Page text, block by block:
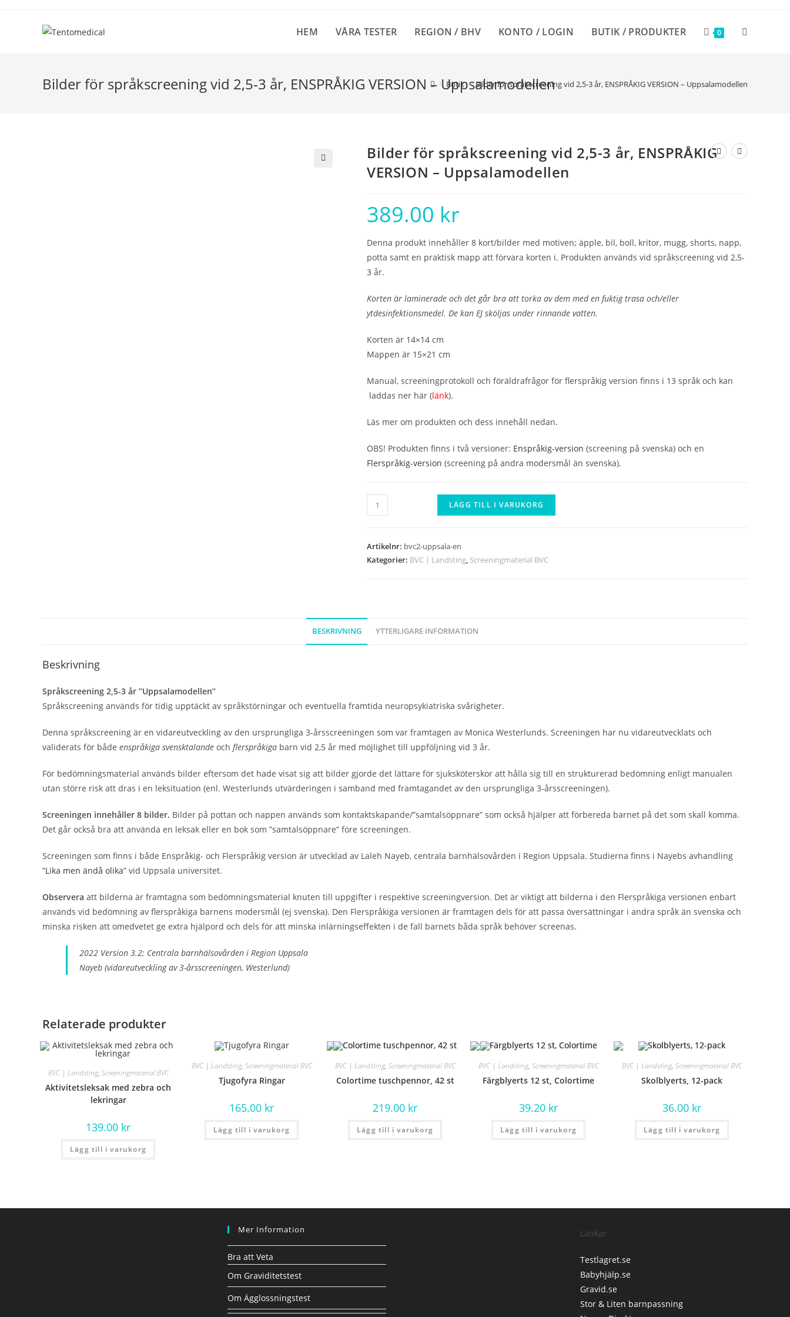
HEM VÅRA TESTER REGION / BHV KONTO / LOGIN BUTIK / PRODUKTER 0 SLÅ
Bilder för språkscreening vid 2,5-3 år, ENSPRÅKIG VERSION – Uppsalamodellen
> Butik > Bilder för språkscreening vid 2,5-3 år, ENSPRÅKIG VERSION – Uppsalamodellen
Bilder för språkscreening vid 2,5-3 år, ENSPRÅKIG
VERSION – Uppsalamodellen
389.00 kr
Denna produkt innehåller 8 kort/bilder med motiven; äpple, bil, boll, kritor, mugg, shorts, napp,
potta samt en praktisk mapp att förvara korten i. Produkten används vid språkscreening vid 2,5-
3 år.
Korten är laminerade och det går bra att torka av dem med en fuktig trasa och/eller
ytdesinfektionsmedel. De kan EJ sköljas under rinnande vatten.
Korten är 14×14 cm
Mappen är 15×21 cm
Manual, screeningprotokoll och föräldrafrågor för flerspråkig version finns i 13 språk och kan
laddas ner här (länk).
Läs mer om produkten och dess innehåll nedan.
OBS! Produkten finns i två versioner: Enspråkig-version (screening på svenska) och en
Flerspråkig-version (screening på andra modersmål än svenska).
Bilder
för
vid
2,5-
VERSION
Uppsalamodellen
LÄGG TILL I VARUKORG
Artikelnr: bvc2-uppsala-en
Kategorier: BVC | Landsting, Screeningmaterial BVC
BESKRIVNING YTTERLIGARE INFORMATION
Beskrivning
Språkscreening 2,5-3 år ”Uppsalamodellen”
Språkscreening används för tidig upptäckt av språkstörningar och eventuella framtida neuropsykiatriska svårigheter.
Denna språkscreening är en vidareutveckling av den ursprungliga 3-årsscreeningen som var framtagen av Monica Westerlunds. Screeningen har nu vidareutvecklats och
validerats för både enspråkiga svensktalande och flerspråkiga barn vid 2,5 år med möjlighet till uppföljning vid 3 år.
För bedömningsmaterial används bilder eftersom det hade visat sig att bilder gjorde det lättare för sjuksköterskor att hålla sig till en strukturerad bedömning enligt manualen
utan större risk att dras i en leksituation (enl. Westerlunds utvärderingen i samband med framtagandet av den ursprungliga 3-årsscreeningen).
Screeningen innehåller 8 bilder. Bilder på pottan och nappen används som kontaktskapande/”samtalsöppnare” som också hjälper att förbereda barnet på det som skall komma.
Det går också bra att använda en leksak eller en bok som ”samtalsöppnare” före screeningen.
Screeningen som finns i både Enspråkig- och Flerspråkig version är utvecklad av Laleh Nayeb, centrala barnhälsovården i Region Uppsala. Studierna finns i Nayebs avhandling
”Lika men ändå olika” vid Uppsala universitet.
Observera att bilderna är framtagna som bedömningsmaterial knuten till uppgifter i respektive screeningversion. Det är viktigt att bilderna i den Flerspråkiga versionen enbart
används vid bedömning av flerspråkiga barnens modersmål (ej svenska). Den Flerspråkiga versionen är framtagen dels för att passa översättningar i andra språk än svenska och
minska risken att omedvetet ge extra hjälpord och dels för att minska inlärningseffekten i de fall barnets båda språk behöver screenas.
2022 Version 3.2; Centrala barnhälsovården i Region Uppsala
Nayeb (vidareutveckling av 3-årsscreeningen, Westerlund)
Relaterade produkter
BVC | Landsting, Screeningmaterial BVC
Aktivitetsleksak med zebra och
lekringar
139.00 kr
Lägg till i varukorg
BVC | Landsting, Screeningmaterial BVC
Tjugofyra Ringar
165.00 kr
Lägg till i varukorg
BVC | Landsting, Screeningmaterial BVC
Colortime tuschpennor, 42 st
219.00 kr
Lägg till i varukorg
BVC | Landsting, Screeningmaterial BVC
Färgblyerts 12 st, Colortime
39.20 kr
Lägg till i varukorg
BVC | Landsting, Screeningmaterial BVC
Skolblyerts, 12-pack
36.00 kr
Lägg till i varukorg
Mer Information
Bra att Veta
Om Graviditetstest
Om Ägglossningstest
Länkar
Testlagret.se
Babyhjälp.se
Gravid.se
Stor & Liten barnpassning